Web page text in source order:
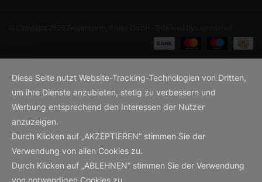
Diese Seite nutzt Website-Tracking-Technologien von Dritten,
um ihre Dienste anzubieten, stetig zu verbessern und
Werbung entsprechend den Interessen der Nutzer
anzuzeigen.
Durch Klicken auf „AKZEPTIEREN“ stimmen Sie der
Verwendung von allen Cookies zu.
Durch Klicken auf „ABLEHNEN“ stimmen Sie der Verwendung
von notwendigen Cookies zu.